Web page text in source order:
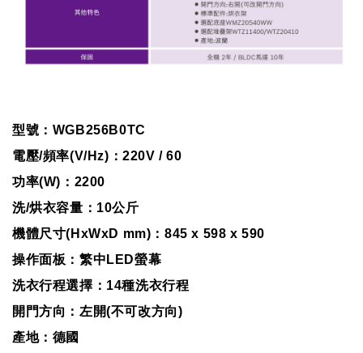
型號：WGB256B0TC
電壓/頻率(V/Hz)：220V / 60
功率(W)：2200
洗/烘衣容量：10公斤
機體尺寸(HxWxD mm)：845 x 598 x 590
操作面板：繁中LED螢幕
洗衣行程選擇：14種洗衣行程
開門方向：左開(不可改方向)
產地：德國